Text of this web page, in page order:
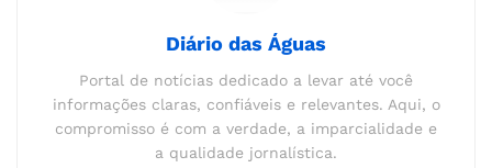
Diário das Águas
Portal de notícias dedicado a levar até você
informações claras, confiáveis e relevantes. Aqui, o
compromisso é com a verdade, a imparcialidade e
a qualidade jornalística.